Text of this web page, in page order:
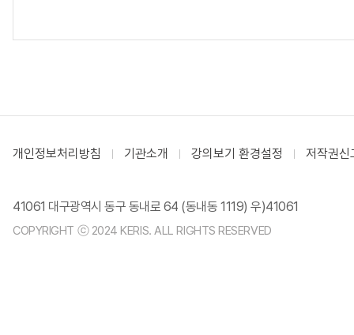
개인정보처리방침 기관소개 강의보기 환경설정 저작권신
41061 대구광역시 동구 동내로 64 (동내동 1119) 우)41061
COPYRIGHT ⓒ 2024 KERIS. ALL RIGHTS RESERVED